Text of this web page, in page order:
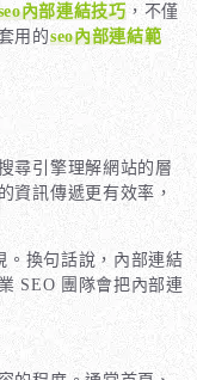
內部連結技巧，不僅
用的seo內部連結範
尋引擎理解網站的層
資訊傳遞更有效率，
。換句話說，內部連結
SEO 團隊會把內部連